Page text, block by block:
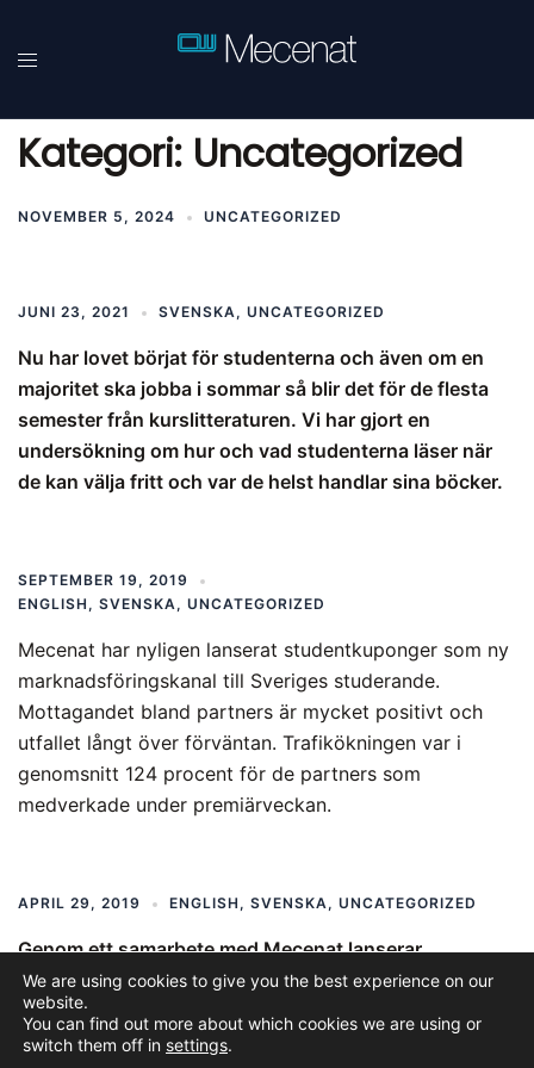
Kategori: Uncategorized
NOVEMBER 5, 2024 UNCATEGORIZED
JUNI 23, 2021 SVENSKA, UNCATEGORIZED
Nu har lovet börjat för studenterna och även om en
majoritet ska jobba i sommar så blir det för de flesta
semester från kurslitteraturen. Vi har gjort en
undersökning om hur och vad studenterna läser när
de kan välja fritt och var de helst handlar sina böcker.
SEPTEMBER 19, 2019
ENGLISH , SVENSKA, UNCATEGORIZED
Mecenat har nyligen lanserat studentkuponger som ny
marknadsföringskanal till Sveriges studerande.
Mottagandet bland partners är mycket positivt och
utfallet långt över förväntan. Trafikökningen var i
genomsnitt 124 procent för de partners som
medverkade under premiärveckan.
APRIL 29, 2019 ENGLISH , SVENSKA, UNCATEGORIZED
Genom ett samarbete med Mecenat lanserar
McDonald’s nu studentrabatt i sin app. Det innebär att
studenter får tillgång till erbjudanden direkt i
McDonald’s app.
We are using cookies to give you the best experience on our
website.
You can find out more about which cookies we are using or
switch them off in settings.